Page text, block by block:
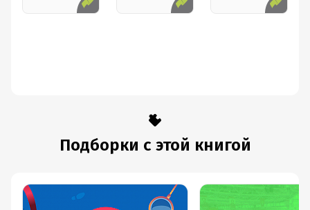
Подборки с этой книгой